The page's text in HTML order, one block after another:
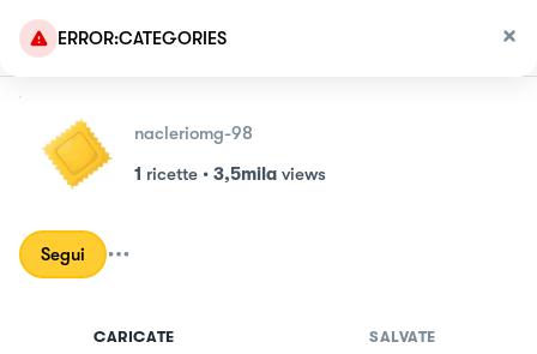
ERROR:CATEGORIES
nacleriomg-98
1 ricette • 3,5mila views
Segui
CARICATE SALVATE